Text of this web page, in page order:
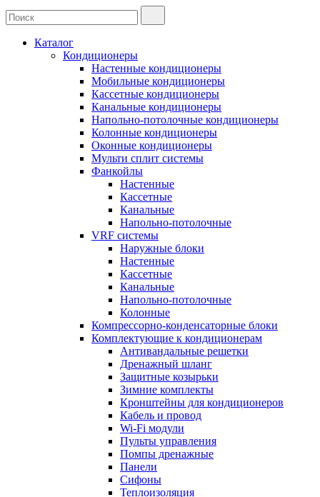
Каталог
Кондиционеры
Настенные кондиционеры
Мобильные кондиционеры
Кассетные кондиционеры
Канальные кондиционеры
Напольно-потолочные кондиционеры
Колонные кондиционеры
Оконные кондиционеры
Мульти сплит системы
Фанкойлы
Настенные
Кассетные
Канальные
Напольно-потолочные
VRF системы
Наружные блоки
Настенные
Кассетные
Канальные
Напольно-потолочные
Колонные
Компрессорно-конденсаторные блоки
Комплектующие к кондиционерам
Антивандальные решетки
Дренажный шланг
Защитные козырьки
Зимние комплекты
Кронштейны для кондиционеров
Кабель и провод
Wi-Fi модули
Пульты управления
Помпы дренажные
Панели
Сифоны
Теплоизоляция